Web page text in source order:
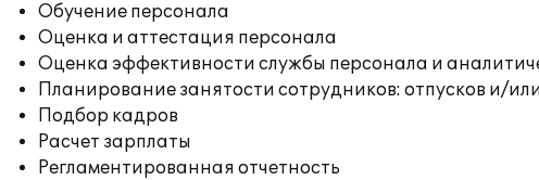
Обучение персонала
Оценка и аттестация персонала
Оценка эффективности службы персонала и
Планирование занятости сотрудников: отпусков и/
Подбор кадров
Расчет зарплаты
Регламентированная отчетность